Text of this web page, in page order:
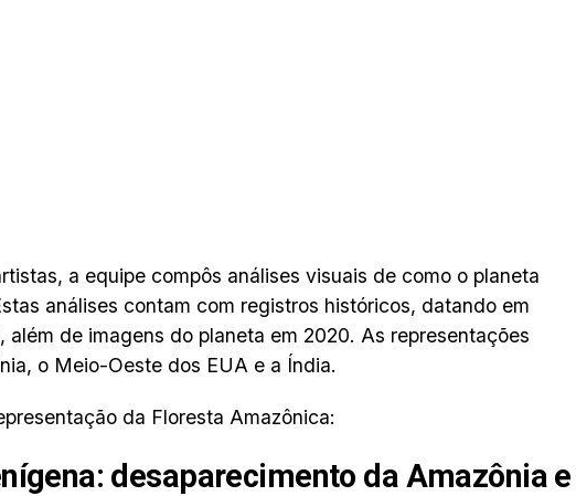
a equipe compôs análises visuais de como o planeta
análises contam com registros históricos, datando em
além de imagens do planeta em 2020. As representações
o Meio-Oeste dos EUA e a Índia.
da Floresta Amazônica:
desaparecimento da Amazônia e